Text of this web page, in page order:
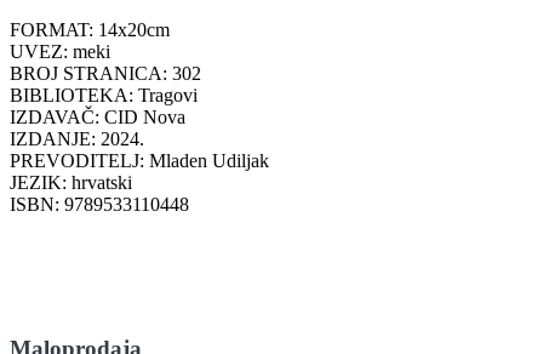
FORMAT: 14x20cm
UVEZ: meki
BROJ STRANICA: 302
BIBLIOTEKA: Tragovi
IZDAVAČ: CID Nova
IZDANJE: 2024.
PREVODITELJ: Mladen Udiljak
JEZIK: hrvatski
ISBN: 9789533110448
Maloprodaja